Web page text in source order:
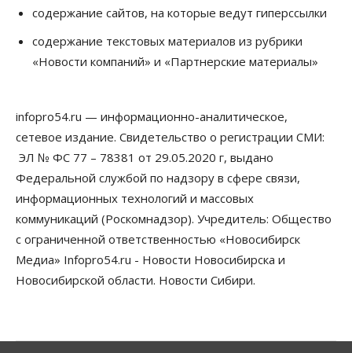
Искусственный интеллект впервые выписал
штраф за борщевик
08 Августа 2026, 15:00
Продажи подержанных электромобилей в
Новосибирской области растут второй месяц
08 Августа 2026, 13:00
Бизнес Общество
Детские центры Новосибирска
перегибают с «педагогикой успеха», считает
психолог
08 Августа 2026, 11:00
Бизнес Общество
Союз продавцов маркетплейсов
содержание сайтов, на которые ведут гиперссылки
содержание текстовых материалов из рубрики
«Новости компаний» и «Партнерские материалы»
infopro54.ru — информационно-аналитическое,
сетевое издание. Свидетельство о регистрации СМИ:
ЭЛ № ФС 77 – 78381 от 29.05.2020 г, выдано
Федеральной службой по надзору в сфере связи,
информационных технологий и массовых
коммуникаций (Роскомнадзор). Учредитель: Общество
с ограниченной ответственностью «Новосибирск
Медиа» Infopro54.ru - Новости Новосибирска и
Новосибирской области. Новости Сибири.